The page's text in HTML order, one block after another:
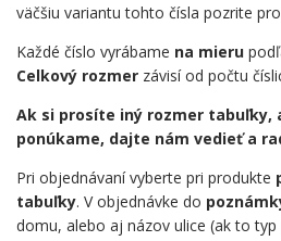
väčšiu variantu tohto čísla pozrite
Každé číslo vyrábame na mieru
Celkový rozmer závisí od počtu
Ak si prosíte iný rozmer tabuľky,
ponúkame, dajte nám vedieť a
Pri objednávaní vyberte pri produkte
tabuľky. V objednávke do
domu, alebo aj názov ulice (ak to